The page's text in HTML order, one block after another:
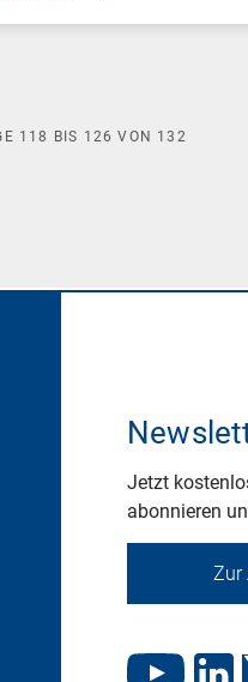
118 BIS 126 VON 132
Jetzt
abonnieren
Zur